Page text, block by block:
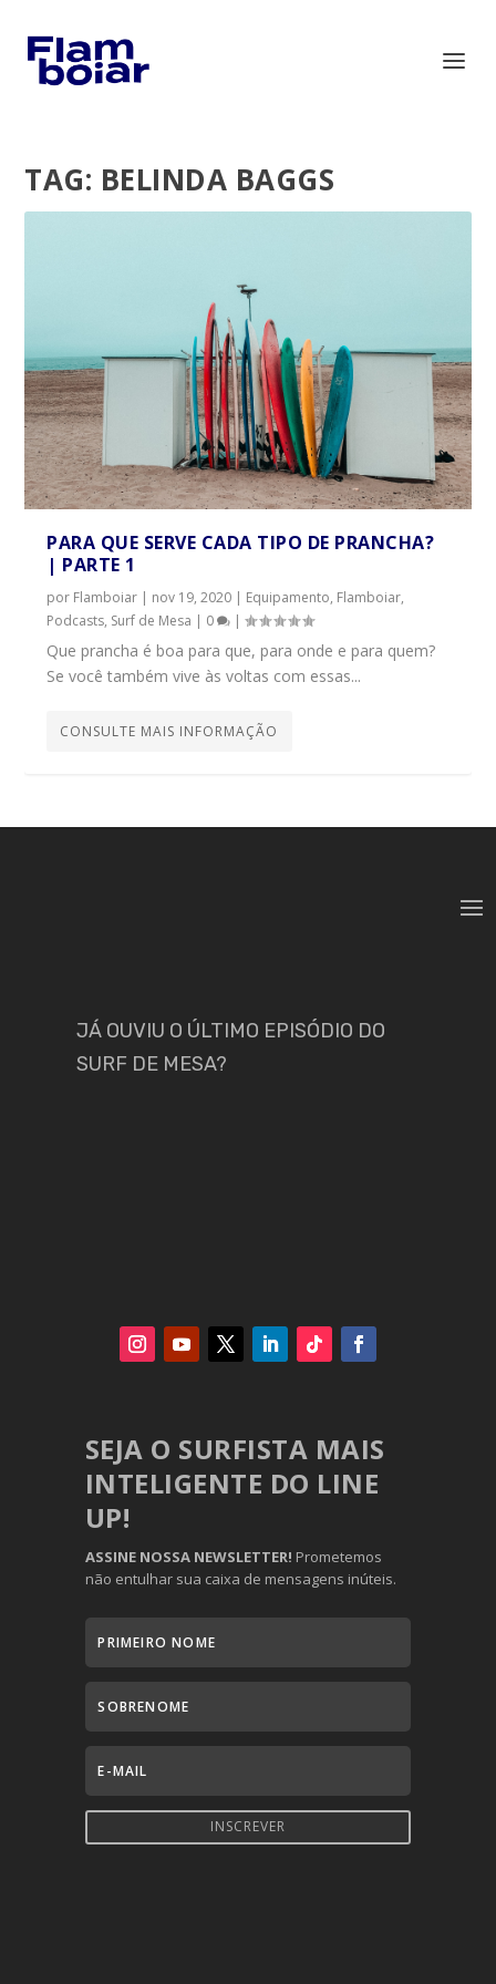
TAG: BELINDA BAGGS
PARA QUE SERVE CADA TIPO DE PRANCHA?
| PARTE 1
por Flamboiar | nov 19, 2020 | Equipamento, Flamboiar,
Podcasts, Surf de Mesa | 0 |
Que prancha é boa para que, para onde e para quem?
Se você também vive às voltas com essas...
CONSULTE MAIS INFORMAÇÃO
JÁ OUVIU O ÚLTIMO EPISÓDIO DO
SURF DE MESA?
SEJA O SURFISTA MAIS
INTELIGENTE DO LINE
UP!
ASSINE NOSSA NEWSLETTER! Prometemos
não entulhar sua caixa de mensagens inúteis.
INSCREVER